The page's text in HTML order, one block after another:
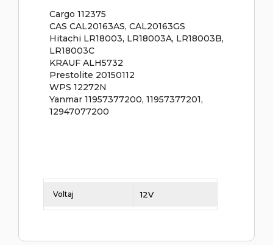
Cargo 112375
CAS CAL20163AS, CAL20163GS
Hitachi LR18003, LR18003A, LR18003B,
LR18003C
KRAUF ALH5732
Prestolite 20150112
WPS 12272N
Yanmar 11957377200, 11957377201,
12947077200
Voltaj 12V